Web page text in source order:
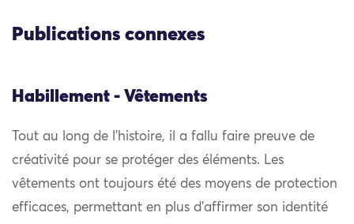
Publications connexes
Habillement - Vêtements
Tout au long de l’histoire, il a fallu faire preuve de
créativité pour se protéger des éléments. Les
vêtements ont toujours été des moyens de protection
efficaces, permettant en plus d’affirmer son identité